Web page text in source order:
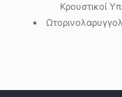
Κρουστικοί